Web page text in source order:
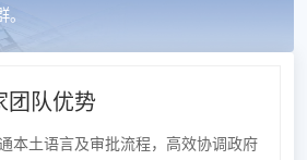
团队优势
本土语言及审批流程，高效协调政府